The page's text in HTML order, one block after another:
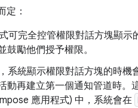
定：
可完全控管權限對話方塊顯示
勵他們授予權限。
系統顯示權限對話方塊的時機
再建立第一個通知管道時。
應用程式) 中，系統會在